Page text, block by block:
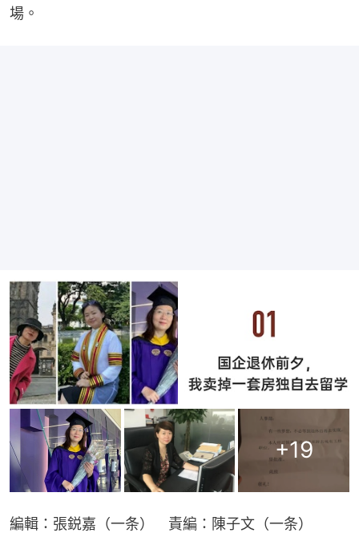
場。
+19
編輯：張鋭嘉（一条）　責編：陳子文（一条）